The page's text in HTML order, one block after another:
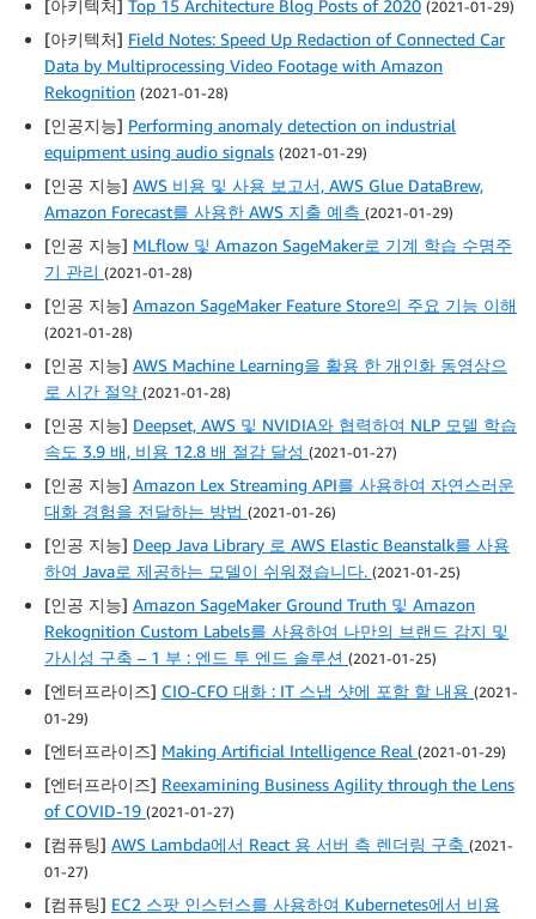
[아키텍처] Top 15 Architecture Blog Posts of 2020 (2021-01-29)
[아키텍처] Field Notes: Speed Up Redaction of Connected Car
Data by Multiprocessing Video Footage with Amazon
Rekognition (2021-01-28)
[인공지능] Performing anomaly detection on industrial
equipment using audio signals (2021-01-29)
[인공 지능] AWS 비용 및 사용 보고서, AWS Glue DataBrew,
Amazon Forecast를 사용한 AWS 지출 예측 (2021-01-29)
[인공 지능] MLflow 및 Amazon SageMaker로 기계 학습 수명주
기 관리 (2021-01-28)
[인공 지능] Amazon SageMaker Feature Store의 주요 기능 이해
(2021-01-28)
[인공 지능] AWS Machine Learning을 활용 한 개인화 동영상으
로 시간 절약 (2021-01-28)
[인공 지능] Deepset, AWS 및 NVIDIA와 협력하여 NLP 모델 학습
속도 3.9 배, 비용 12.8 배 절감 달성 (2021-01-27)
[인공 지능] Amazon Lex Streaming API를 사용하여 자연스러운
대화 경험을 전달하는 방법 (2021-01-26)
[인공 지능] Deep Java Library 로 AWS Elastic Beanstalk를 사용
하여 Java로 제공하는 모델이 쉬워졌습니다. (2021-01-25)
[인공 지능] Amazon SageMaker Ground Truth 및 Amazon
Rekognition Custom Labels를 사용하여 나만의 브랜드 감지 및
가시성 구축 – 1 부 : 엔드 투 엔드 솔루션 (2021-01-25)
[엔터프라이즈] CIO-CFO 대화 : IT 스냅 샷에 포함 할 내용 (2021-
01-29)
[엔터프라이즈] Making Artificial Intelligence Real (2021-01-29)
[엔터프라이즈] Reexamining Business Agility through the Lens
of COVID-19 (2021-01-27)
[컴퓨팅] AWS Lambda에서 React 용 서버 측 렌더링 구축 (2021-
01-27)
[컴퓨팅] EC2 스팟 인스턴스를 사용하여 Kubernetes에서 비용